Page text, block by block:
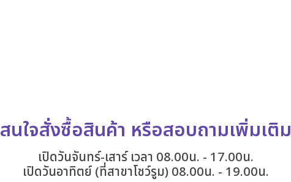
สนใจสั่งซื้อสินค้า หรือสอบถามเพิ่มเติม
เปิดวันจันทร์-เสาร์ เวลา 08.00น. - 17.00น.
เปิดวันอาทิตย์ (ที่สาขาโชว์รูม) 08.00น. - 19.00น.